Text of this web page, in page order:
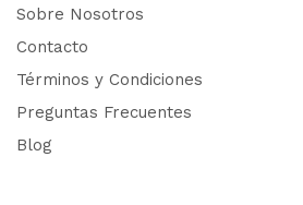
Sobre Nosotros
Contacto
Términos y Condiciones
Preguntas Frecuentes
Blog